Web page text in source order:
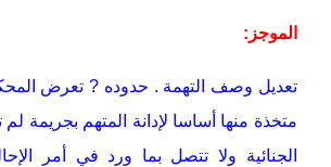
الموجز:
تعديل وصف التهمة . حدوده ? تعرض
متخذة منها أساسا لإدانة المتهم بجريمة
الجنائية ولا تتصل بما ورد في أمر